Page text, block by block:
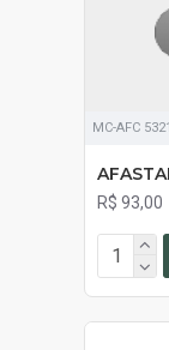
MC-AFC 5321
R$ 93,00